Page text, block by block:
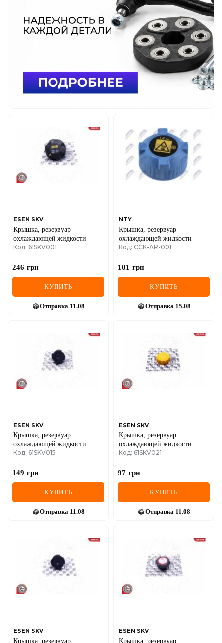
ESEN SKV
Крышка, резервуар
охлаждающей жидкости
Код: 61SKV001
246 грн
КУПИТЬ
Отправка 11.08
NTY
Крышка, резервуар
охлаждающей жидкости
Код: CCK-AR-001
101 грн
КУПИТЬ
Отправка 15.08
ESEN SKV
Крышка, резервуар
охлаждающей жидкости
Код: 61SKV015
149 грн
КУПИТЬ
Отправка 11.08
ESEN SKV
Крышка, резервуар
охлаждающей жидкости
Код: 61SKV021
97 грн
КУПИТЬ
Отправка 11.08
ESEN SKV
Крышка, резервуар
ESEN SKV
Крышка, резервуар